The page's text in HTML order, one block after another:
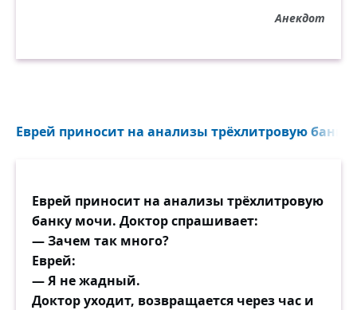
Анекдот
Еврей приносит на анализы трёхлитровую
Еврей приносит на анализы трёхлитровую
банку мочи. Доктор спрашивает:
— Зачем так много?
Еврей:
— Я не жадный.
Доктор уходит, возвращается через час и